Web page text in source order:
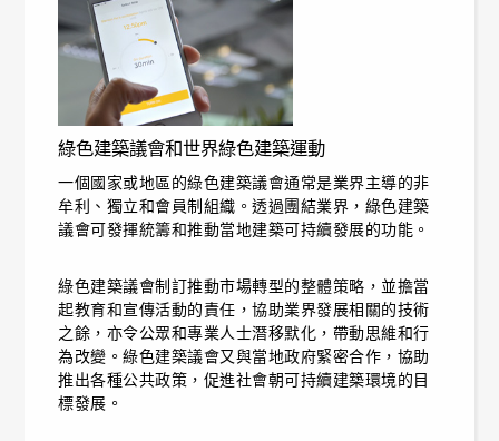
綠色建築議會和世界綠色建築運動
一個國家或地區的綠色建築議會通常是業界主導的非
牟利、獨立和會員制組織。透過團結業界，綠色建築
議會可發揮統籌和推動當地建築可持續發展的功能。
綠色建築議會制訂推動市場轉型的整體策略，並擔當
起教育和宣傳活動的責任，協助業界發展相關的技術
之餘，亦令公眾和專業人士潛移默化，帶動思維和行
為改變。綠色建築議會又與當地政府緊密合作，協助
推出各種公共政策，促進社會朝可持續建築環境的目
標發展。